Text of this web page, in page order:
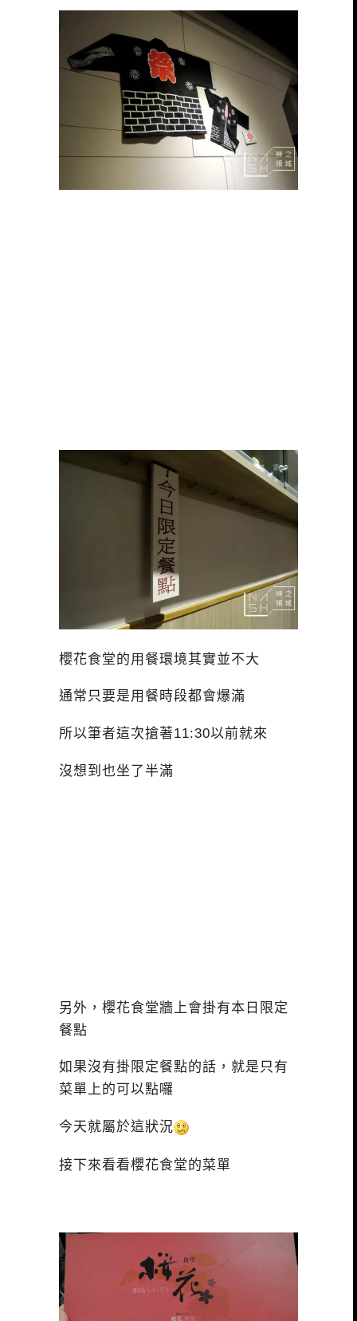
櫻花食堂的用餐環境其實並不大
通常只要是用餐時段都會爆滿
所以筆者這次搶著11:30以前就來
沒想到也坐了半滿
另外，櫻花食堂牆上會掛有本日限定
餐點
如果沒有掛限定餐點的話，就是只有
菜單上的可以點囉
今天就屬於這狀況
接下來看看櫻花食堂的菜單